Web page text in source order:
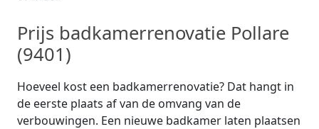
Prijs badkamerrenovatie Pollare
(9401)
Hoeveel kost een badkamerrenovatie? Dat hangt in
de eerste plaats af van de omvang van de
verbouwingen. Een nieuwe badkamer laten plaatsen